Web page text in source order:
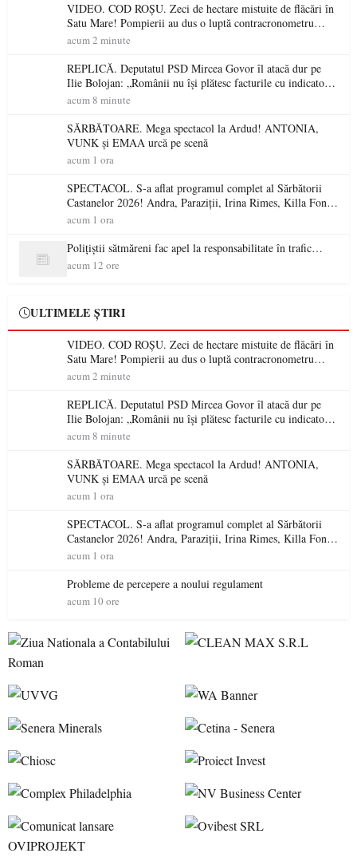
VIDEO. COD ROȘU. Zeci de hectare mistuite de flăcări în
Satu Mare! Pompierii au dus o luptă contracronometru
pentru a salva o pădure de la dezastru
acum 2 minute
REPLICĂ. Deputatul PSD Mircea Govor îl atacă dur pe
Ilie Bolojan: „Românii nu își plătesc facturile cu indicatori
economici”
acum 8 minute
SĂRBĂTOARE. Mega spectacol la Ardud! ANTONIA,
VUNK și EMAA urcă pe scenă
acum 1 ora
SPECTACOL. S-a aflat programul complet al Sărbătorii
Castanelor 2026! Andra, Paraziții, Irina Rimes, Killa Fonic,
Zdob și Zdub și Fuego vin la Baia Mare
acum 1 ora
Polițiștii sătmăreni fac apel la responsabilitate în trafic…
acum 12 ore
ULTIMELE ȘTIRI
VIDEO. COD ROȘU. Zeci de hectare mistuite de flăcări în
Satu Mare! Pompierii au dus o luptă contracronometru
pentru a salva o pădure de la dezastru
acum 2 minute
REPLICĂ. Deputatul PSD Mircea Govor îl atacă dur pe
Ilie Bolojan: „Românii nu își plătesc facturile cu indicatori
economici”
acum 8 minute
SĂRBĂTOARE. Mega spectacol la Ardud! ANTONIA,
VUNK și EMAA urcă pe scenă
acum 1 ora
SPECTACOL. S-a aflat programul complet al Sărbătorii
Castanelor 2026! Andra, Paraziții, Irina Rimes, Killa Fonic,
Zdob și Zdub și Fuego vin la Baia Mare
acum 1 ora
Probleme de percepere a noului regulament
acum 10 ore